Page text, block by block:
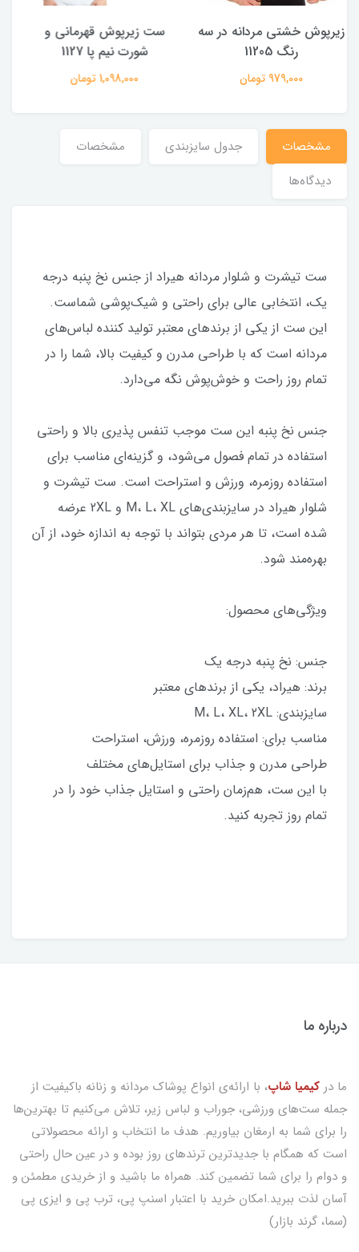
ست زیرپوش قهرمانی و
شورت نیم پا 1127
1,098,000 تومان
شورت مردانه پنبه ملانژ برند
راکون پک 3 عددی
1,320,000 تومان
مشخصات جدول سایزبندی
مشخصات
دیدگاه‌ها
ست تیشرت و شلوار مردانه هیراد از جنس نخ پنبه درجه
یک، انتخابی عالی برای راحتی و شیک‌پوشی شماست.
این ست از یکی از برندهای معتبر تولید کننده لباس‌های
مردانه است که با طراحی مدرن و کیفیت بالا، شما را در
تمام روز راحت و خوش‌پوش نگه می‌دارد.
جنس نخ پنبه این ست موجب تنفس پذیری بالا و راحتی
استفاده در تمام فصول می‌شود، و گزینه‌ای مناسب برای
استفاده روزمره، ورزش و استراحت است. ست تیشرت و
شلوار هیراد در سایزبندی‌های M، L، XL و 2XL عرضه
شده است، تا هر مردی بتواند با توجه به اندازه خود، از آن
بهره‌مند شود.
ویژگی‌های محصول:
جنس: نخ پنبه درجه یک
برند: هیراد، یکی از برندهای معتبر
سایزبندی: M، L، XL، 2XL
مناسب برای: استفاده روزمره، ورزش، استراحت
طراحی مدرن و جذاب برای استایل‌های مختلف
با این ست، هم‌زمان راحتی و استایل جذاب خود را در
تمام روز تجربه کنید.
درباره ما
ما در کیمیا شاپ، با ارائه‌ی انواع پوشاک مردانه و زنانه باکیفیت از
جمله ست‌های ورزشی، جوراب و لباس زیر، تلاش می‌کنیم تا بهترین‌ها
را برای شما به ارمغان بیاوریم. هدف ما انتخاب و ارائه محصولاتی
است که همگام با جدیدترین ترندهای روز بوده و در عین حال راحتی
و دوام را برای شما تضمین کند. همراه ما باشید و از خریدی مطمئن و
آسان لذت ببرید.امکان خرید با اعتبار اسنپ پی، ترب پی و ایزی پی
(سما، گرند بازار)